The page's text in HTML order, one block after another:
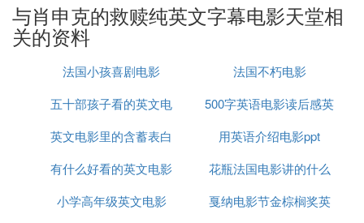
如果有一天你获得释放，一定要到某个地方替我完成
一个心愿。那是他和妻子约会的地方，把那里一棵大
橡树下的一个盒子挖出来。到时你就知道干什么了。
当天夜里风雨交加雷声大作，安迪从肮脏的下水道越
狱成功。
二十年来，安迪每天都用那把小锤挖洞，然后用海报
将洞口遮住。出狱后领走了监狱长存的黑钱，并告发
可贪污受贿的真相。后来瑞德也获得了释放，他在与
安迪约定的橡树下找到了一个铁盒，里面有一些现金
和一封安迪的手写信，最后在蔚蓝色的太平洋海滨重
与肖申克的救赎纯英文字幕电影天堂相
关的资料
法国小孩喜剧电影
法国不朽电影
五十部孩子看的英文电
影
500字英语电影读后感英
文作文
英文电影里的含蓄表白
台词
用英语介绍电影ppt
有什么好看的英文电影
动画
花瓶法国电影讲的什么
故事
小学高年级英文电影
戛纳电影节金棕榈奖英